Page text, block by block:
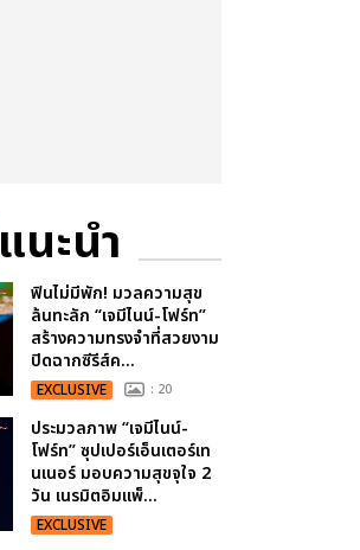
แนะนำ
ฟินไม่มีพัก! มวลความสุข
ล้นทะลัก “เจมีไนน์-โฟร์ท”
สร้างความทรงจำที่สวยงาม
ปิดฉากซีรีส์ค...
EXCLUSIVE : 20
ประมวลภาพ “เจมีไนน์-
โฟร์ท” ซุปเปอร์เอ็นเตอร์เท
นเนอร์ มอบความสุขจุใจ 2
วัน เนรมิตอิมแพ็...
EXCLUSIVE